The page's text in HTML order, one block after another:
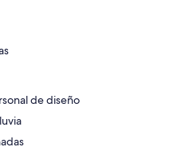
de diseño